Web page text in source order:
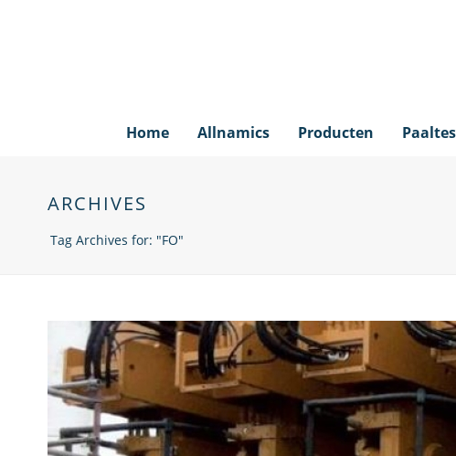
Home Allnamics Producten
ARCHIVES
Tag Archives for: "FO"